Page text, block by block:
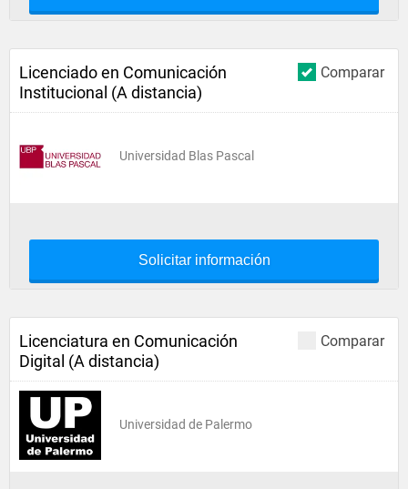
Comparar
Licenciado en Comunicación
Institucional (A distancia)
Universidad Blas Pascal
Solicitar información
Comparar
Licenciatura en Comunicación
Digital (A distancia)
Universidad de Palermo